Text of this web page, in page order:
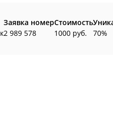
Заявка номер
2 989 578
Стоимость
1000 руб.
70%